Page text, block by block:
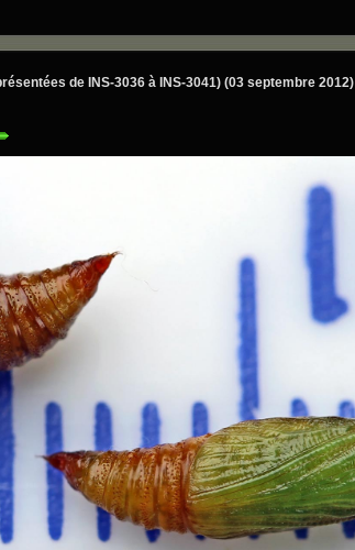
de INS-3036 à INS-3041) (03 septembre 2012)